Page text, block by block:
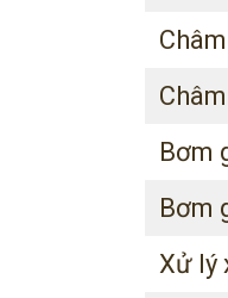
Bơm
Bơm
Xử lý